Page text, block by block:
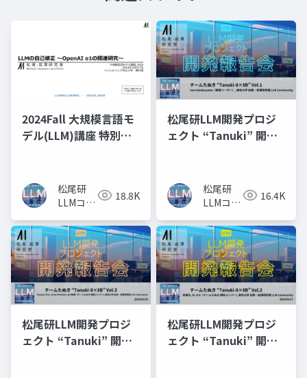
2024Fall 大規模言語モ
デル(LLM)講座 特別
究〜
松尾研
LLMコミ
18.8K
松尾研LLM開発プロジ
ェクト “Tanuki” 開発
松尾研
LLMコミ
16.4K
松尾研LLM開発プロジ
ェクト “Tanuki” 開発
松尾研LLM開発プロジ
ェクト “Tanuki” 開発